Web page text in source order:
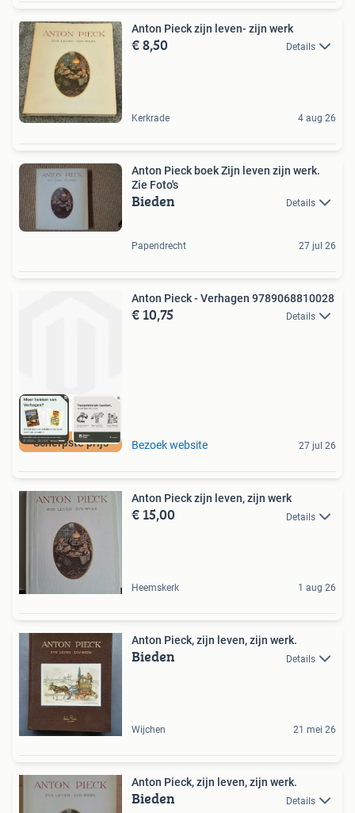
Anton Pieck zijn leven- zijn werk
€ 8,50 Details
Kerkrade 4 aug 26
Anton Pieck boek Zijn leven zijn werk.
Zie Foto's
Bieden Details
Papendrecht 27 jul 26
Scherpste prijs
Anton Pieck - Verhagen 9789068810028
€ 10,75 Details
Bezoek website 27 jul 26
Anton Pieck zijn leven, zijn werk
€ 15,00 Details
Heemskerk 1 aug 26
Anton Pieck, zijn leven, zijn werk.
Bieden Details
Wijchen 21 mei 26
Anton Pieck, zijn leven, zijn werk.
Bieden Details